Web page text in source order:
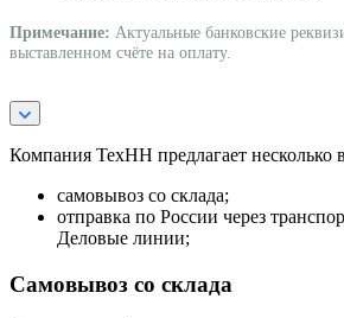
Примечание: Актуальные банковские
выставленном счёте на оплату.
Компания ТехНН предлагает несколько
самовывоз со склада;
отправка по России через
Деловые линии;
Самовывоз со склада